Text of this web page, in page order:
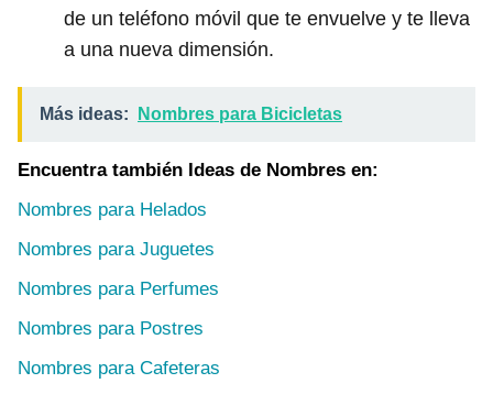
de un teléfono móvil que te envuelve y te lleva
a una nueva dimensión.
Más ideas: Nombres para Bicicletas
Encuentra también Ideas de Nombres en:
Nombres para Helados
Nombres para Juguetes
Nombres para Perfumes
Nombres para Postres
Nombres para Cafeteras